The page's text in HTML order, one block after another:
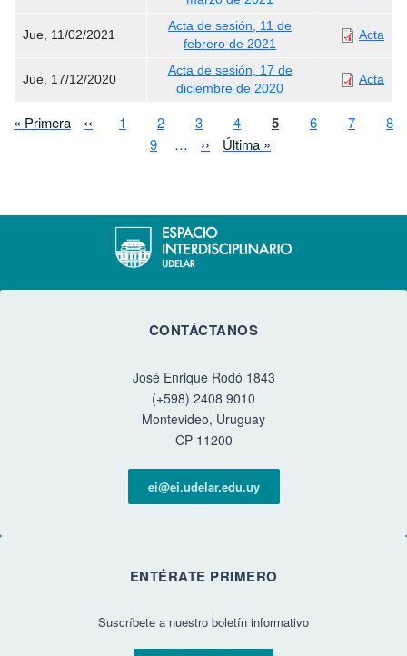
Jue, 11/02/2021
Acta de sesión, 11 de
febrero de 2021
Acta
Jue, 17/12/2020
Acta de sesión, 17 de
diciembre de 2020
Acta
Paginación
Primera página
« Primera Página anterior
‹‹ Page
1 Page
2 Page
3 Page
4 Página actual
5 Page
6 Page
7
8
Page
9 … Siguiente página
›› Última página
Última »
CONTÁCTANOS
José Enrique Rodó 1843
(+598) 2408 9010
Montevideo, Uruguay
CP 11200
ei@ei.udelar.edu.uy
ENTÉRATE PRIMERO
Suscríbete a nuestro boletín informativo